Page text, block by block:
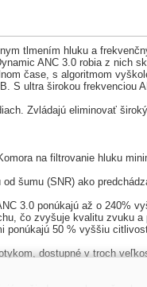
tlmením hluku a
ANC 3.0 robia z nich
čase, s algoritmom
S ultra širokou frekvenciou
Zvládajú eliminovať
na filtrovanie hluku
šumu (SNR) ako
3.0 ponúkajú až o 240%
čo zvyšuje kvalitu zvuku a
50 % vyššiu
dostupné v troch